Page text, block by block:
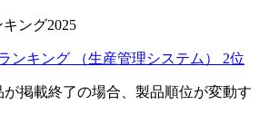
ング2025
ンキング （生産管理システム） 2位
掲載終了の場合、製品順位が変動す